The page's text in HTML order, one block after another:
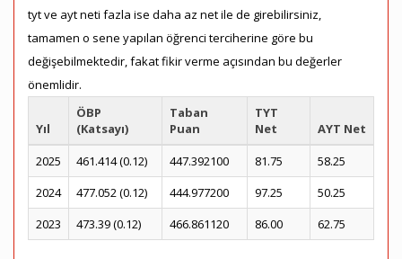
tyt ve ayt neti fazla ise daha az net ile de girebilirsiniz,
tamamen o sene yapılan öğrenci terciherine göre bu
değişebilmektedir, fakat fikir verme açısından bu değerler
önemlidir.
Yıl
ÖBP
(Katsayı)
Taban
Puan
TYT
Net
AYT Net
2025
461.414 (0.12) 447.392100 81.75
58.25
2024
477.052 (0.12) 444.977200 97.25
50.25
2023
473.39 (0.12) 466.861120 86.00 62.75